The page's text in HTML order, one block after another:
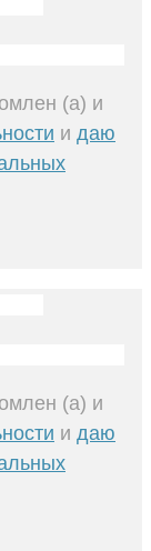
(а) и
и даю
(а) и
и даю